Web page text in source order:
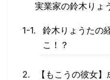
実業家の鈴木りょ
鈴木りょうたの
こ！？
【もこうの彼女